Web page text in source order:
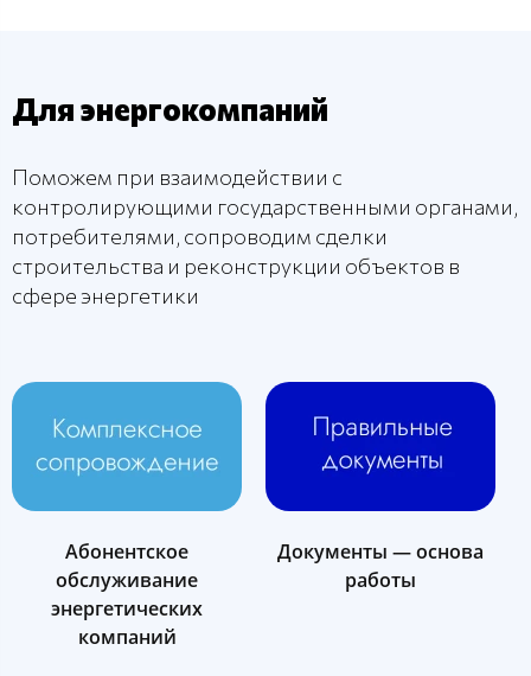
Для энергокомпаний
Поможем при взаимодействии с
контролирующими государственными органами,
потребителями, сопроводим сделки
строительства и реконструкции объектов в
сфере энергетики
Абонентское
обслуживание
энергетических
компаний
Документы — основа
работы